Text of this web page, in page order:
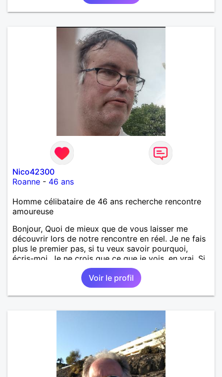
impression d'être ce que l'on as vécu au temps du
bal qu'elles sont là sur le banc et de ne pas vouloir
pris un abonnement sur 1 mois mais je ne ne
renouvelle pas ?. Gros soucie des abonnées qui ne
veulent ?? Je ne sais quoi ?
Nico42300
Roanne - 46 ans
Homme célibataire de 46 ans recherche rencontre
amoureuse
Bonjour, Quoi de mieux que de vous laisser me
découvrir lors de notre rencontre en réel. Je ne fais
plus le premier pas, si tu veux savoir pourquoi,
écris-moi. Je ne crois que ce que je vois, en vrai. Si
tu souhaites voir + de photos, envoie-moi un coup
de cœur pour avoir accès à mon album privé, mes
photos de famille et avec mes ami(e)s, entre autres,
sinon c'est que ma vie ne t'intéresse pas. N'hésites
Voir le profil